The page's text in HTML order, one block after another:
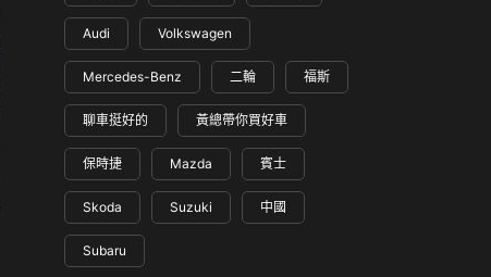
Audi Volkswagen
Mercedes-Benz 二輪 福斯
聊車挺好的 黃總帶你買好車
保時捷 Mazda 賓士
Skoda Suzuki 中國
Subaru